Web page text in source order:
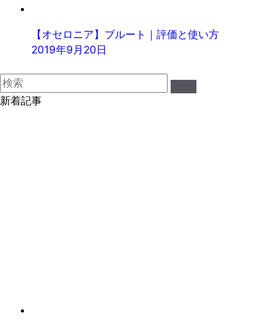
【オセロニア】ブルート｜評価と使い方
2019年9月20日
新着記事